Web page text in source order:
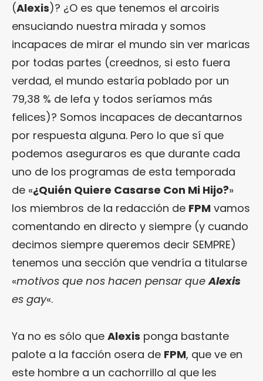
(Alexis)? ¿O es que tenemos el arcoiris
ensuciando nuestra mirada y somos
incapaces de mirar el mundo sin ver maricas
por todas partes (creednos, si esto fuera
verdad, el mundo estaría poblado por un
79,38 % de lefa y todos seríamos más
felices)? Somos incapaces de decantarnos
por respuesta alguna. Pero lo que sí que
podemos aseguraros es que durante cada
uno de los programas de esta temporada
de «¿Quién Quiere Casarse Con Mi Hijo?»
los miembros de la redacción de FPM vamos
comentando en directo y siempre (y cuando
decimos siempre queremos decir SEMPRE)
tenemos una sección que vendría a titularse
«motivos que nos hacen pensar queAlexis
es gay«.
Ya no es sólo que Alexis ponga bastante
palote a la facción osera de FPM, que ve en
este hombre a un cachorrillo al que les